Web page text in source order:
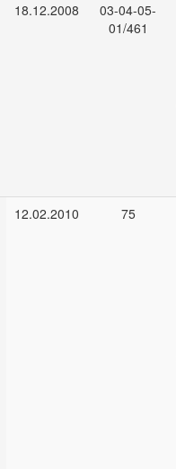
18.12.2008
03-04-05-
01/461
12.02.2010
75